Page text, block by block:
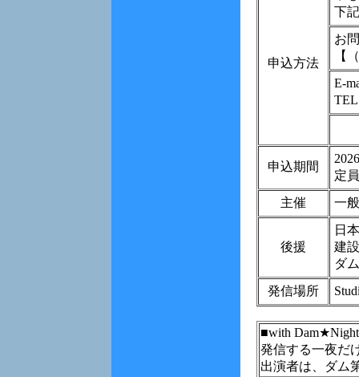
申込方法
下
お
【
E-
申込期間
定
主催
一
後援
日
建
ダ
発信場所
■with
発信する一夜だ
出演者は、ダム